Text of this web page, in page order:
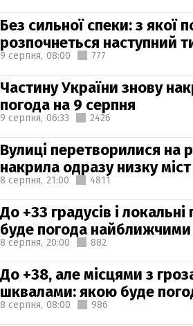
Без сильної спеки: з якої
розпочнеться наступний
9 серпня, 08:00 777
Частину України знову
погода на 9 серпня
9 серпня, 06:33 2426
Вулиці перетворилися на
накрила одразу низку міст
8 серпня, 21:00 4811
До +33 градусів і
буде погода
8 серпня, 20:00 882
До +38, але місцями з
шквалами: якою буде
8 серпня, 08:00 986